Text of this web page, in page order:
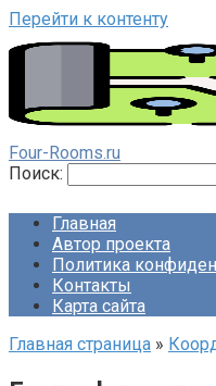
Перейти к контенту
Four-Rooms.ru
Поиск:
Главная
Автор проекта
Политика
Контакты
Карта сайта
Главная страница »